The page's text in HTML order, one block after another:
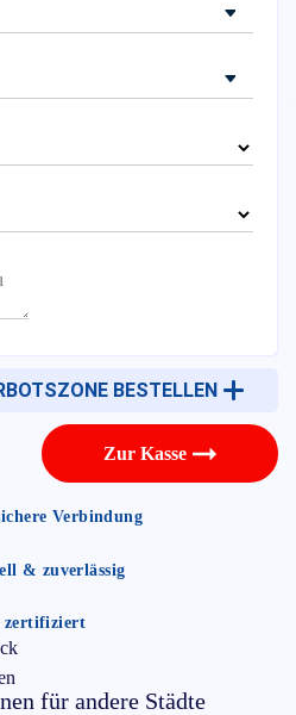
BESTELLEN
Zur Kasse
Verbindung
& zuverlässig
zertifiziert
für andere Städte